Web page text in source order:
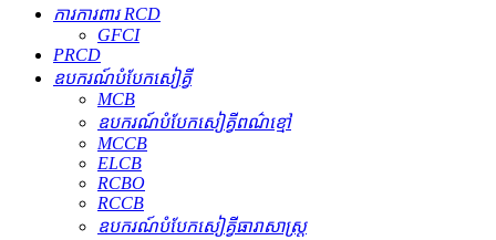
ការការពារ RCD
GFCI
PRCD
ឧបករណ៍​បំបែក​សៀគ្វី
MCB
ឧបករណ៍បំបែកសៀគ្វីពណ៌ខ្មៅ
MCCB
ELCB
RCBO
RCCB
ឧបករណ៍បំបែកសៀគ្វីធារាសាស្ត្រ